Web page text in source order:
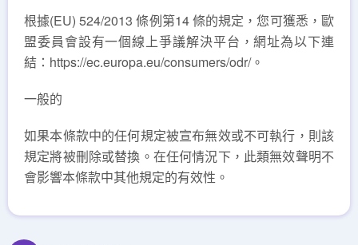
根據(EU) 524/2013 條例第14 條的規定，您可獲悉，歐
盟委員會設有一個線上爭議解決平台，網址為以下連
結：https://ec.europa.eu/consumers/odr/。
一般的
如果本條款中的任何規定被宣布無效或不可執行，則該
規定將被刪除或替換。在任何情況下，此類無效聲明不
會影響本條款中其他規定的有效性。